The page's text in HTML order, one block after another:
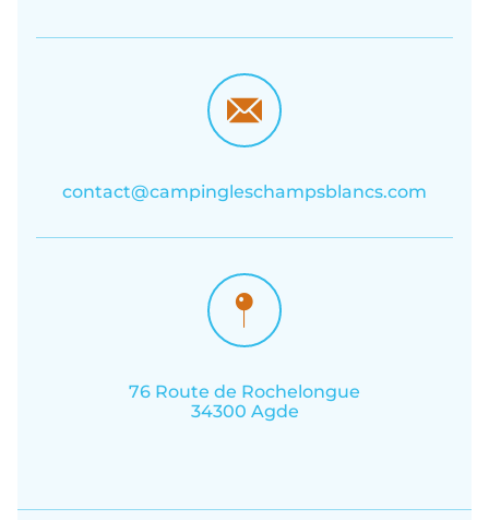
contact@campingleschampsblancs.com
76 Route de Rochelongue
34300 Agde